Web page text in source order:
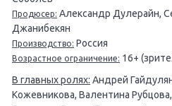
Продюсер: Александр Дулерайн,
Джанибекян
Производство: Россия
Возрастное ограничение: 16+
В главных ролях: Андрей
Кожевникова, Валентина Рубцова,